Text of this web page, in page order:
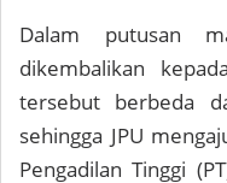
Dalam putusan
dikembalikan
tersebut berbeda
sehingga JPU
Pengadilan Tinggi